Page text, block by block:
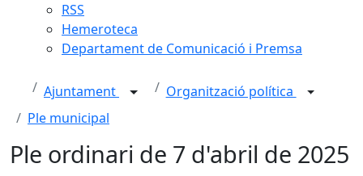
RSS
Hemeroteca
Departament de Comunicació i Premsa
Ajuntament
Organització política
Ple municipal
Ple ordinari de 7 d'abril de 2025